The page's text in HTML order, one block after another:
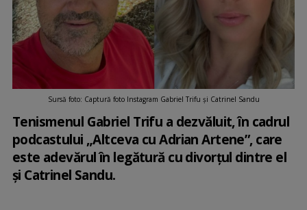
Sursă foto: Captură foto Instagram Gabriel Trifu și Catrinel Sandu
Tenismenul Gabriel Trifu a dezvăluit, în cadrul
podcastului „Altceva cu Adrian Artene”, care
este adevărul în legătură cu divorțul dintre el
și Catrinel Sandu.